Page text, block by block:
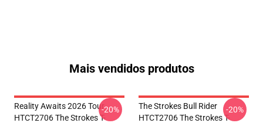
Mais vendidos produtos
Reality Awaits 2026 Tour
HTCT2706 The Strokes T-
-20%
The Strokes Bull Rider
HTCT2706 The Strokes T-
-20%